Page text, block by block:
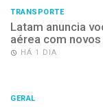
TRANSPORTE
Latam anuncia
aérea com
HÁ 1 DIA
GERAL